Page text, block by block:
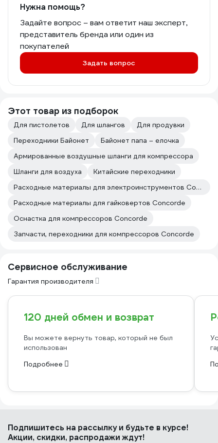
Нужна помощь?
Задайте вопрос – вам ответит наш эксперт,
представитель бренда или один из
покупателей
Задать вопрос
Этот товар из подборок
Для пистолетов Для шлангов
Для продувки
Переходники Байонет
Байонет папа – елочка
Армированные воздушные шланги для компрессора
Шланги для воздуха
Китайские переходники
Расходные материалы для электроинструментов Concorde
Расходные материалы для гайковертов Concorde
Оснастка для компрессоров Concorde
Запчасти, переходники для компрессоров Concorde
Сервисное обслуживание
Гарантия производителя
120 дней обмен и возврат
Вы можете вернуть товар, который не был
использован
Подробнее
Подпишитесь на рассылкуи будьте в курсе!
Акции, скидки, распродажи ждут!